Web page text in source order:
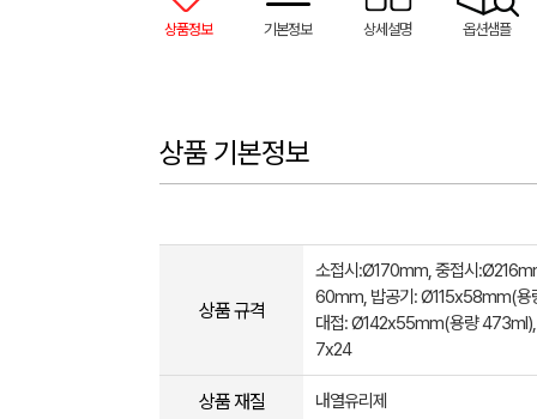
상품정보 기본정보 상세설명 옵션샘플
상품 기본정보
상품 규격
소접시:Ø170mm, 중접시
60mm, 밥공기: Ø115x58mm(용
대접: Ø142x55mm(용량
7x24
상품 재질 내열유리제